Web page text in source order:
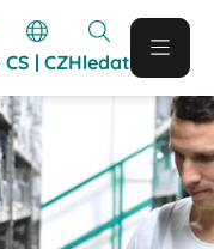
CS | CZHledat